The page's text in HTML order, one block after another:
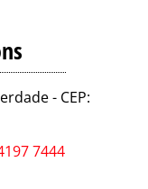
- CEP:
7444